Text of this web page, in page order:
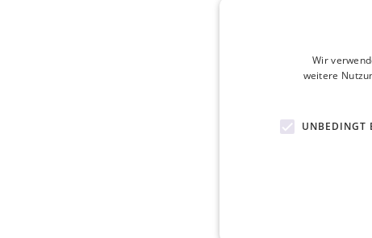
Wir
weitere
UNBEDINGT